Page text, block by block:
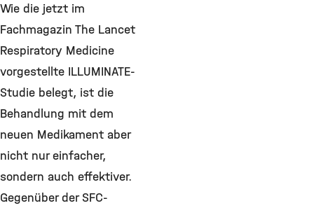
Wie die jetzt im
Fachmagazin The Lancet
Respiratory Medicine
vorgestellte ILLUMINATE-
Studie belegt, ist die
Behandlung mit dem
neuen Medikament aber
nicht nur einfacher,
sondern auch effektiver.
Gegenüber der SFC-